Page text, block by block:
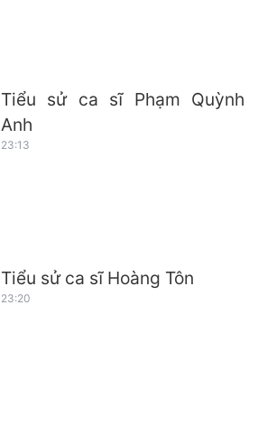
Tiểu sử ca sĩ Phạm Quỳnh
Anh
23:13
Tiểu sử ca sĩ Hoàng Tôn
23:20